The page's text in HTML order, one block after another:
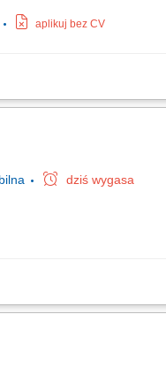
aplikuj bez CV
materiałów i
dziś wygasa
za proces załadunku i